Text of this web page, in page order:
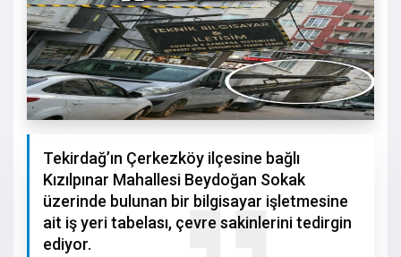
Tekirdağ’ın Çerkezköy ilçesine bağlı
Kızılpınar Mahallesi Beydoğan Sokak
üzerinde bulunan bir bilgisayar işletmesine
ait iş yeri tabelası, çevre sakinlerini tedirgin
ediyor.